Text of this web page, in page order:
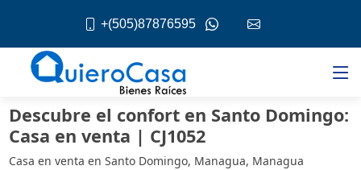
+(505)87876595
Descubre el confort en Santo Domingo:
Casa en venta | CJ1052
Casa en venta en Santo Domingo, Managua, Managua